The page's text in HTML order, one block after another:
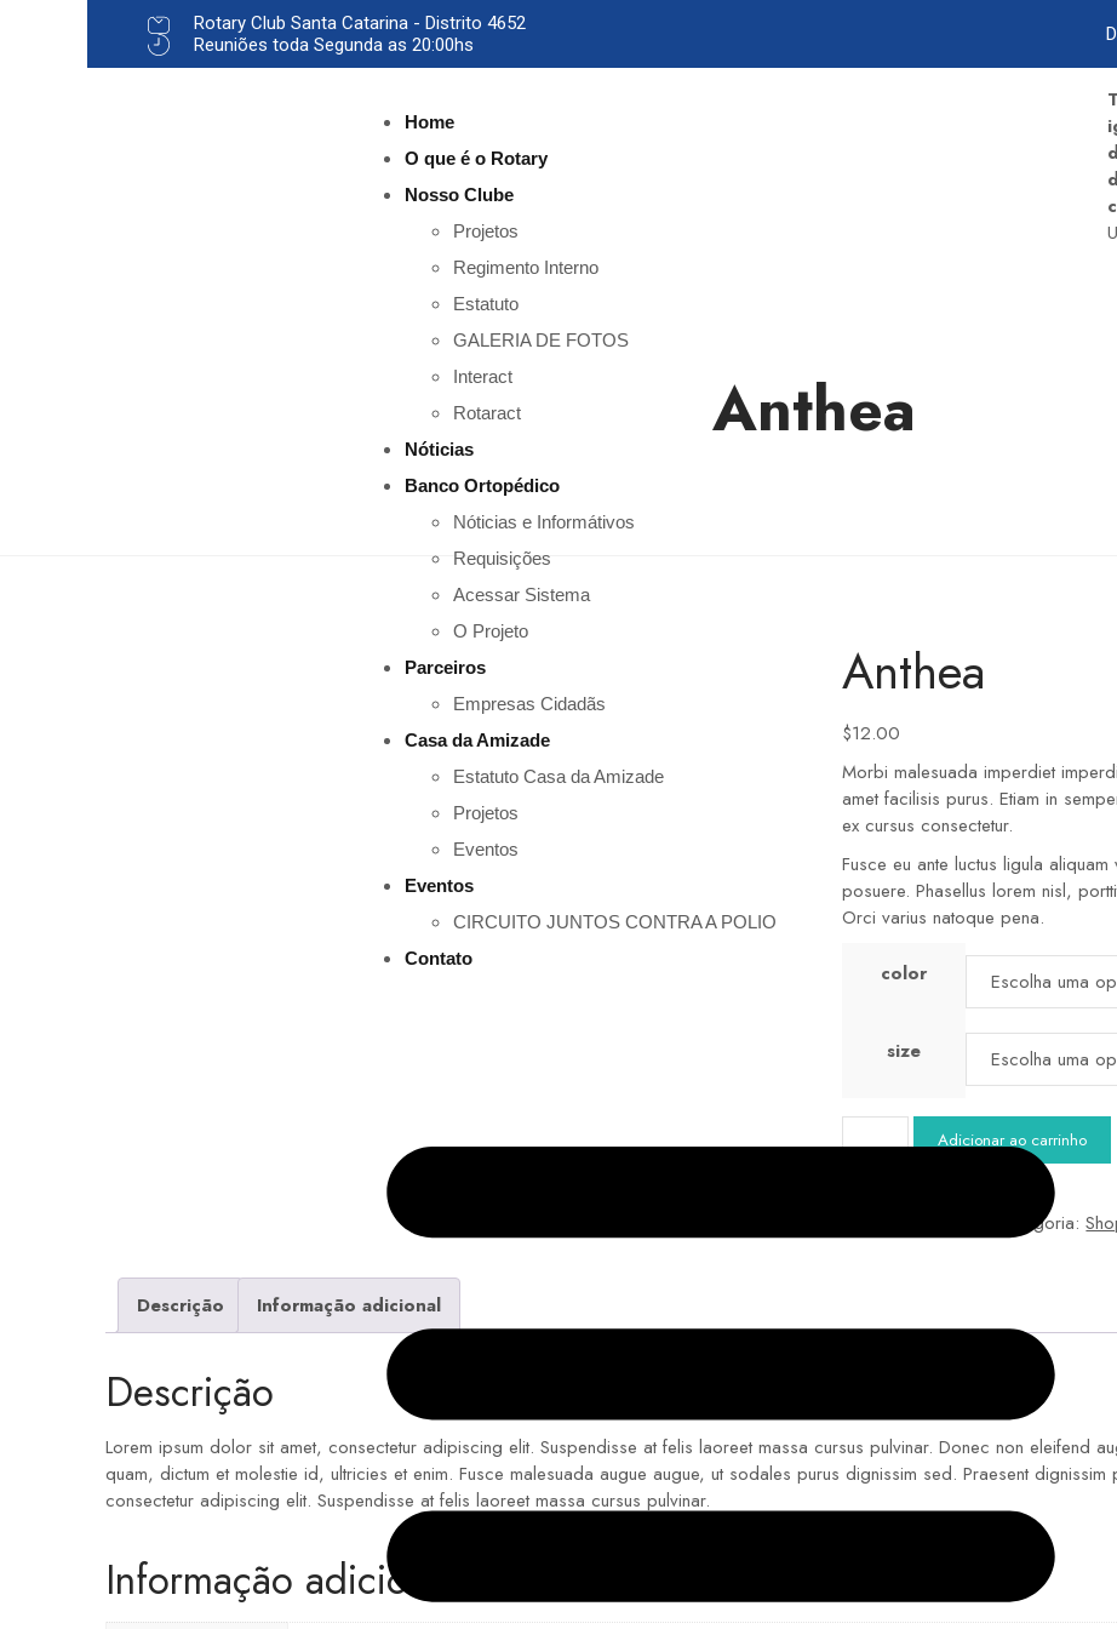
Rotary Club Santa Catarina - Distrito 4652
Reuniões toda Segunda as 20:00hs
Home
O que é o Rotary
Nosso Clube
Projetos
Regimento Interno
Estatuto
GALERIA DE FOTOS
Interact
Rotaract
Nóticias
Banco Ortopédico
Nóticias e Informátivos
Requisições
Acessar Sistema
O Projeto
Parceiros
Empresas Cidadãs
Casa da Amizade
Estatuto Casa da Amizade
Projetos
Eventos
Eventos
CIRCUITO JUNTOS CONTRA A POLIO
Contato
Anthea
Anthea
$12.00
Morbi malesuada imperdiet
amet facilisis purus. Etiam in
ex cursus consectetur.
Fusce eu ante luctus ligula
posuere. Phasellus lorem nisl,
Orci varius natoque pena.
color
size
Adicionar ao carrinho
Categoria:
Descrição Informação adicional
Descrição
Lorem ipsum dolor sit amet, consectetur adipiscing elit. Suspendisse at felis laoreet massa cursus pulvinar. Donec non eleifend
quam, dictum et molestie id, ultricies et enim. Fusce malesuada augue augue, ut sodales purus dignissim sed. Praesent
consectetur adipiscing elit. Suspendisse at felis laoreet massa cursus pulvinar.
Informação adicional